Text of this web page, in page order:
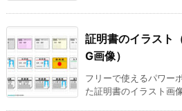
証明書のイラスト
G画像）
フリーで使えるパワー
た証明書のイラスト画